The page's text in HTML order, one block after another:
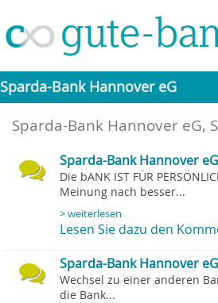
Sparda-Bank Hannover eG
Sparda-Bank Hannover eG,
Sparda-Bank Hannover
Die bANK IST FÜR
Meinung nach besser...
> weiterlesen
Lesen Sie dazu den
Sparda-Bank Hannover
Wechsel zu einer anderen
die Bank...